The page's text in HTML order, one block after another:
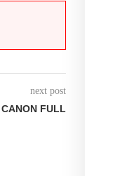
next post
CANON FULL